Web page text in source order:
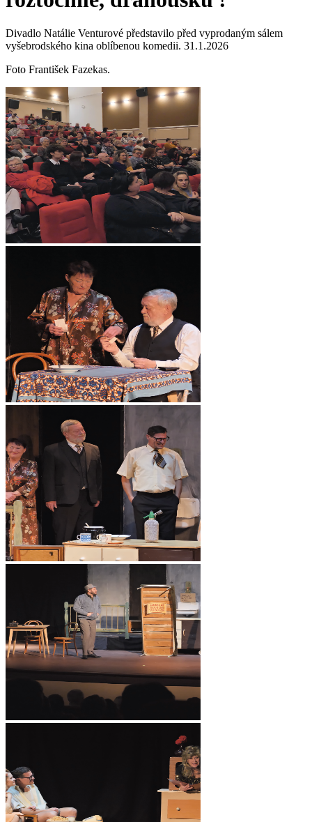
Divadlo Natálie Venturové představilo před vyprodaným sálem
vyšebrodského kina oblíbenou komedii. 31.1.2026
Foto František Fazekas.